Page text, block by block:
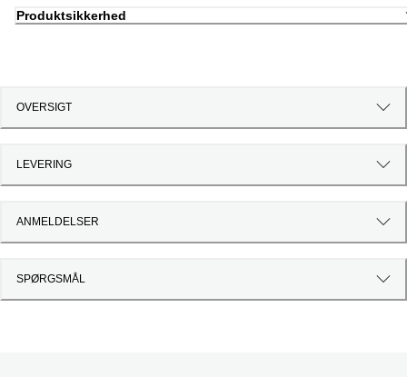
Produktsikkerhed
OVERSIGT
LEVERING
ANMELDELSER
SPØRGSMÅL